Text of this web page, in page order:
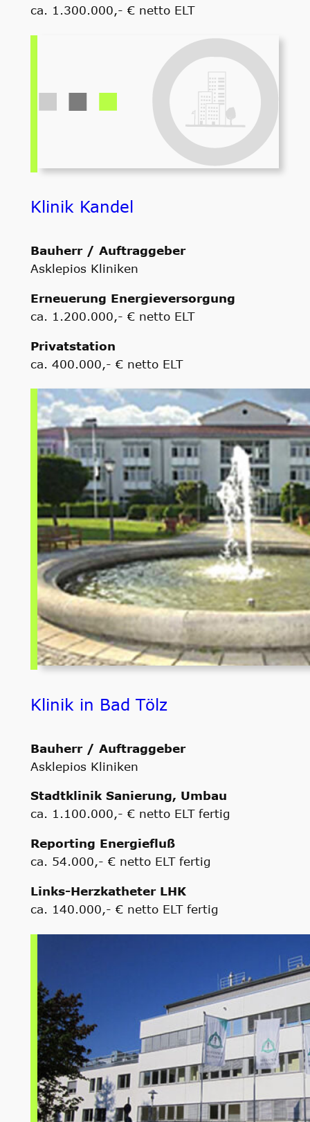
ca. 1.300.000,- € netto ELT
Klinik Kandel
Bauherr / Auftraggeber
Asklepios Kliniken
Erneuerung Energieversorgung
ca. 1.200.000,- € netto ELT
Privatstation
ca. 400.000,- € netto ELT
Klinik in Bad Tölz
Bauherr / Auftraggeber
Asklepios Kliniken
Stadtklinik Sanierung, Umbau
ca. 1.100.000,- € netto ELT fertig
Reporting Energiefluß
ca. 54.000,- € netto ELT fertig
Links-Herzkatheter LHK
ca. 140.000,- € netto ELT fertig